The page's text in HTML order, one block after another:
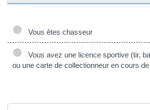
Vous êtes chasseur
Vous avez une licence sportive (tir,
ou une carte de collectionneur en cours